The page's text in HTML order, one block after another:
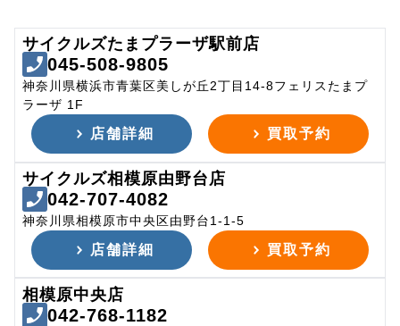
サイクルズたまプラーザ駅前店
045-508-9805
神奈川県横浜市青葉区美しが丘2丁目14-8フェリスたまプ
ラーザ 1F
店舗詳細 買取予約
サイクルズ相模原由野台店
042-707-4082
神奈川県相模原市中央区由野台1-1-5
店舗詳細 買取予約
相模原中央店
042-768-1182